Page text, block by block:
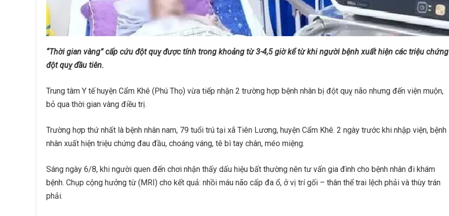
“Thời gian vàng” cấp cứu đột quỵ được tính trong khoảng từ 3-4,5 giờ kể từ khi người bệnh xuất hiện các triệu chứng
đột quỵ đầu tiên.
Trung tâm Y tế huyện Cẩm Khê (Phú Thọ) vừa tiếp nhận 2 trường hợp bệnh nhân bị đột quỵ não nhưng đến viện muộn,
bỏ qua thời gian vàng điều trị.
Trường hợp thứ nhất là bệnh nhân nam, 79 tuổi trú tại xã Tiên Lương, huyện Cẩm Khê. 2 ngày trước khi nhập viện, bệnh
nhân xuất hiện triệu chứng đau đầu, choáng váng, tê bì tay chân, méo miệng.
Sáng ngày 6/8, khi người quen đến chơi nhận thấy dấu hiệu bất thường nên tư vấn gia đình cho bệnh nhân đi khám
bệnh. Chụp cộng hưởng từ (MRI) cho kết quả: nhồi máu não cấp đa ổ, ở vị trí gối – thân thể trai lệch phải và thùy trán
phải.